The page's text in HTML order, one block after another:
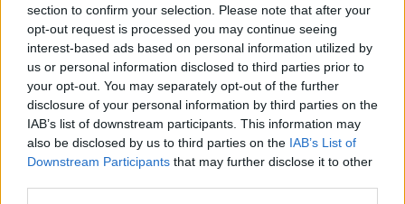
section to confirm your selection. Please note that after your
opt-out request is processed you may continue seeing
interest-based ads based on personal information utilized by
us or personal information disclosed to third parties prior to
your opt-out. You may separately opt-out of the further
disclosure of your personal information by third parties on the
IAB’s list of downstream participants. This information may
also be disclosed by us to third parties on the IAB’s List of
Downstream Participants that may further disclose it to other
A páratlan zoknikból vett istenérv
Brendel Mátyás•2016. április 19.
Kaptunk egy levelet az egyik hívő olvasónktól:)
Kedves ateisták! Gyakran mondjátok, hogy nincs
bizonyítékunk isten létezésére, és ti ezért nem hisztek
benne. Nos, biztos vagyok, hogy elkerülte a
figyelmeteket egy kiváló érv, amely szó szerint ott lóg
az orrotok előtt. És ti nem látjátok. Pedig…